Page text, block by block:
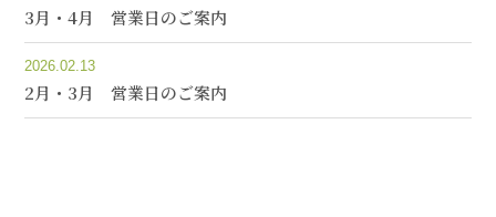
3月・4月 営業日のご案内
2026.02.13
2月・3月 営業日のご案内